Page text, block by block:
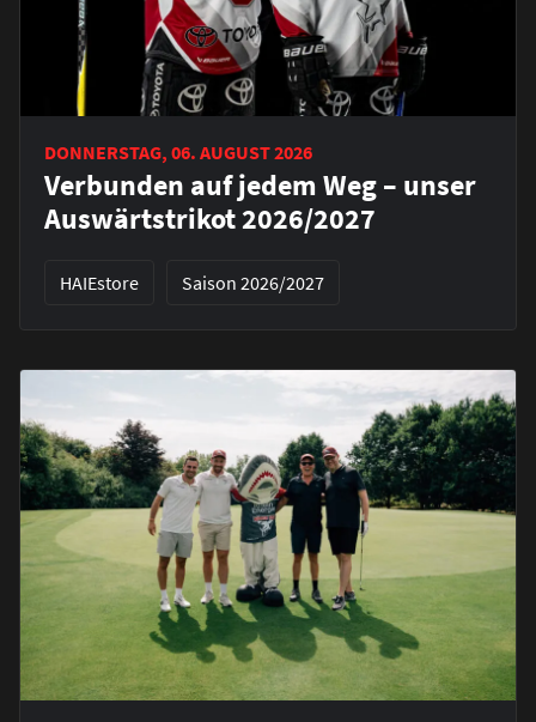
DONNERSTAG, 06. AUGUST 2026
Verbunden auf jedem Weg – unser
Auswärtstrikot 2026/2027
HAIEstore Saison 2026/2027